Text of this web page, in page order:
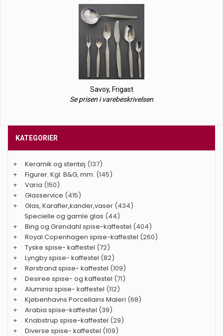
Savoy, Frigast
Se prisen i varebeskrivelsen
KATEGORIER
+ Keramik og stentøj (137)
+
Figurer. Kgl. B&G, mm. (145)
+
Varia (150)
+
Glasservice (415)
+
Glas, Karafler,kander,vaser (434)
Specielle og gamle glas (44)
+
Bing og Grøndahl spise-kaffestel (404)
+
Royal Copenhagen spise-kaffestel (260)
+
Tyske spise- kaffestel (72)
+
Lyngby spise- kaffestel (82)
+
Rørstrand spise- kaffestel (109)
+
Desiree spise- og kaffestel (71)
+
Aluminia spise- kaffestel (112)
+
Kjøbenhavns Porcellains Maleri (68)
+
Arabia spise-kaffestel (39)
+
Knabstrup spise-kaffestel (29)
+
Diverse spise- kaffestel (109)